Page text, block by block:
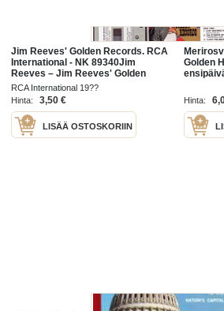
Jim Reeves' Golden Records. RCA
International - NK 89340Jim
Reeves ‎– Jim Reeves' Golden
RecordsGenre:Pop, Folk, World, &
RCA International 19??
Hinta:
3,50 €
LISÄÄ OSTOSKORIIN
Golden
Hinta: